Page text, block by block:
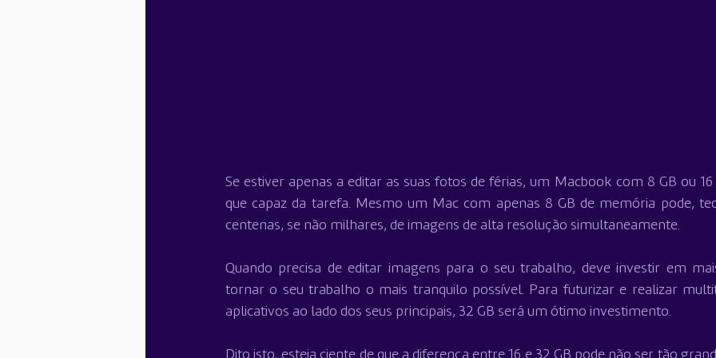
Se estiver apenas a editar as suas fotos de férias, um Macbook com 8 GB ou
que capaz da tarefa. Mesmo um Mac com apenas 8 GB de memória pode,
centenas, se não milhares, de imagens de alta resolução simultaneamente.
Quando precisa de editar imagens para o seu trabalho, deve investir em
tornar o seu trabalho o mais tranquilo possível. Para futurizar e realizar
aplicativos ao lado dos seus principais, 32 GB será um ótimo investimento.
Dito isto, esteja ciente de que a diferença entre 16 e 32 GB pode não ser tão